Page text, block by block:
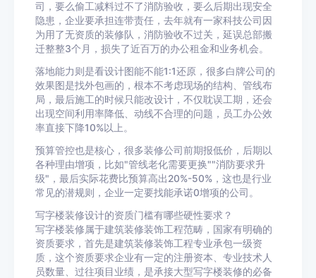
司，要么偷工减料过不了消防验收，要么后期出现安全
隐患，企业要承担连带责任，去年就有一家科技公司因
为用了无资质的装修队，消防验收不过关，延误总部搬
迁整整3个月，损失了近百万的办公租金和业务机会。
落地能力则是看设计图能不能1:1还原，很多白牌公司的
效果图是找外包画的，根本不考虑现场的结构、管线布
局，最后施工的时候只能改设计，不仅耽误工期，还会
出现空间利用率降低、动线不合理的问题，员工办公效
率直接下降10%以上。
预算管控也是核心，很多装修公司前期报低价，后期以
各种理由增项，比如"管线老化需要更换""消防要求升
级"，最后实际花费比预算高出20%-50%，这也是行业
常见的潜规则，企业一定要找能承诺0增项的公司。
写字楼装修设计的资质门槛有哪些硬性要求？
写字楼装修属于建筑装修装饰工程范畴，国家有明确的
资质要求，首先是建筑装修装饰工程专业承包一级资
质，这个资质要求企业有一定的注册资本、专业技术人
员数量、过往项目业绩，是承接大型写字楼装修的必备